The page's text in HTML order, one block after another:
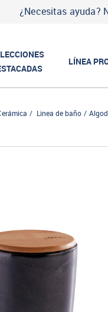
¿Necesitas ayuda?
LÍNEA
Linea de baño